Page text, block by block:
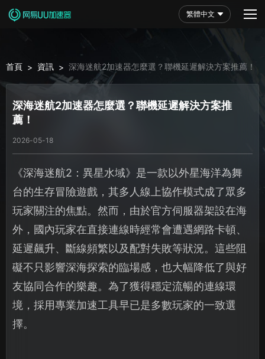
繁體中文
首頁 > 資訊 > 深海迷航2加速器怎麼選？聯機延遲解決方案推薦！
深海迷航2加速器怎麼選？聯機延遲解決方案推
薦！
2026-05-18
《深海迷航2：異星水域》是一款以外星海洋為舞
台的生存冒險遊戲，其多人線上協作模式成了眾多
玩家關注的焦點。然而，由於官方伺服器架設在海
外，國內玩家在直接連線時經常會遭遇網路卡頓、
延遲飆升、斷線頻繁以及配對失敗等狀況。這些阻
礙不只影響深海探索的臨場感，也大幅降低了與好
友協同合作的樂趣。為了獲得穩定流暢的連線環
境，採用專業加速工具早已是多數玩家的一致選
擇。